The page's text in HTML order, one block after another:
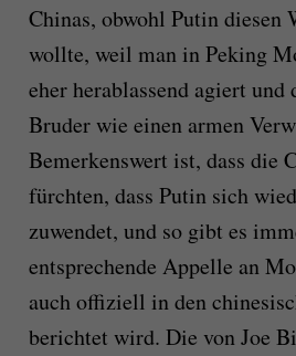
Chinas, obwohl Putin diesen
wollte, weil man in Peking
eher herablassend agiert und
Bruder wie einen armen
Bemerkenswert ist, dass die
fürchten, dass Putin sich
zuwendet, und so gibt es
entsprechende Appelle an
auch offiziell in den
berichtet wird. Die von Joe